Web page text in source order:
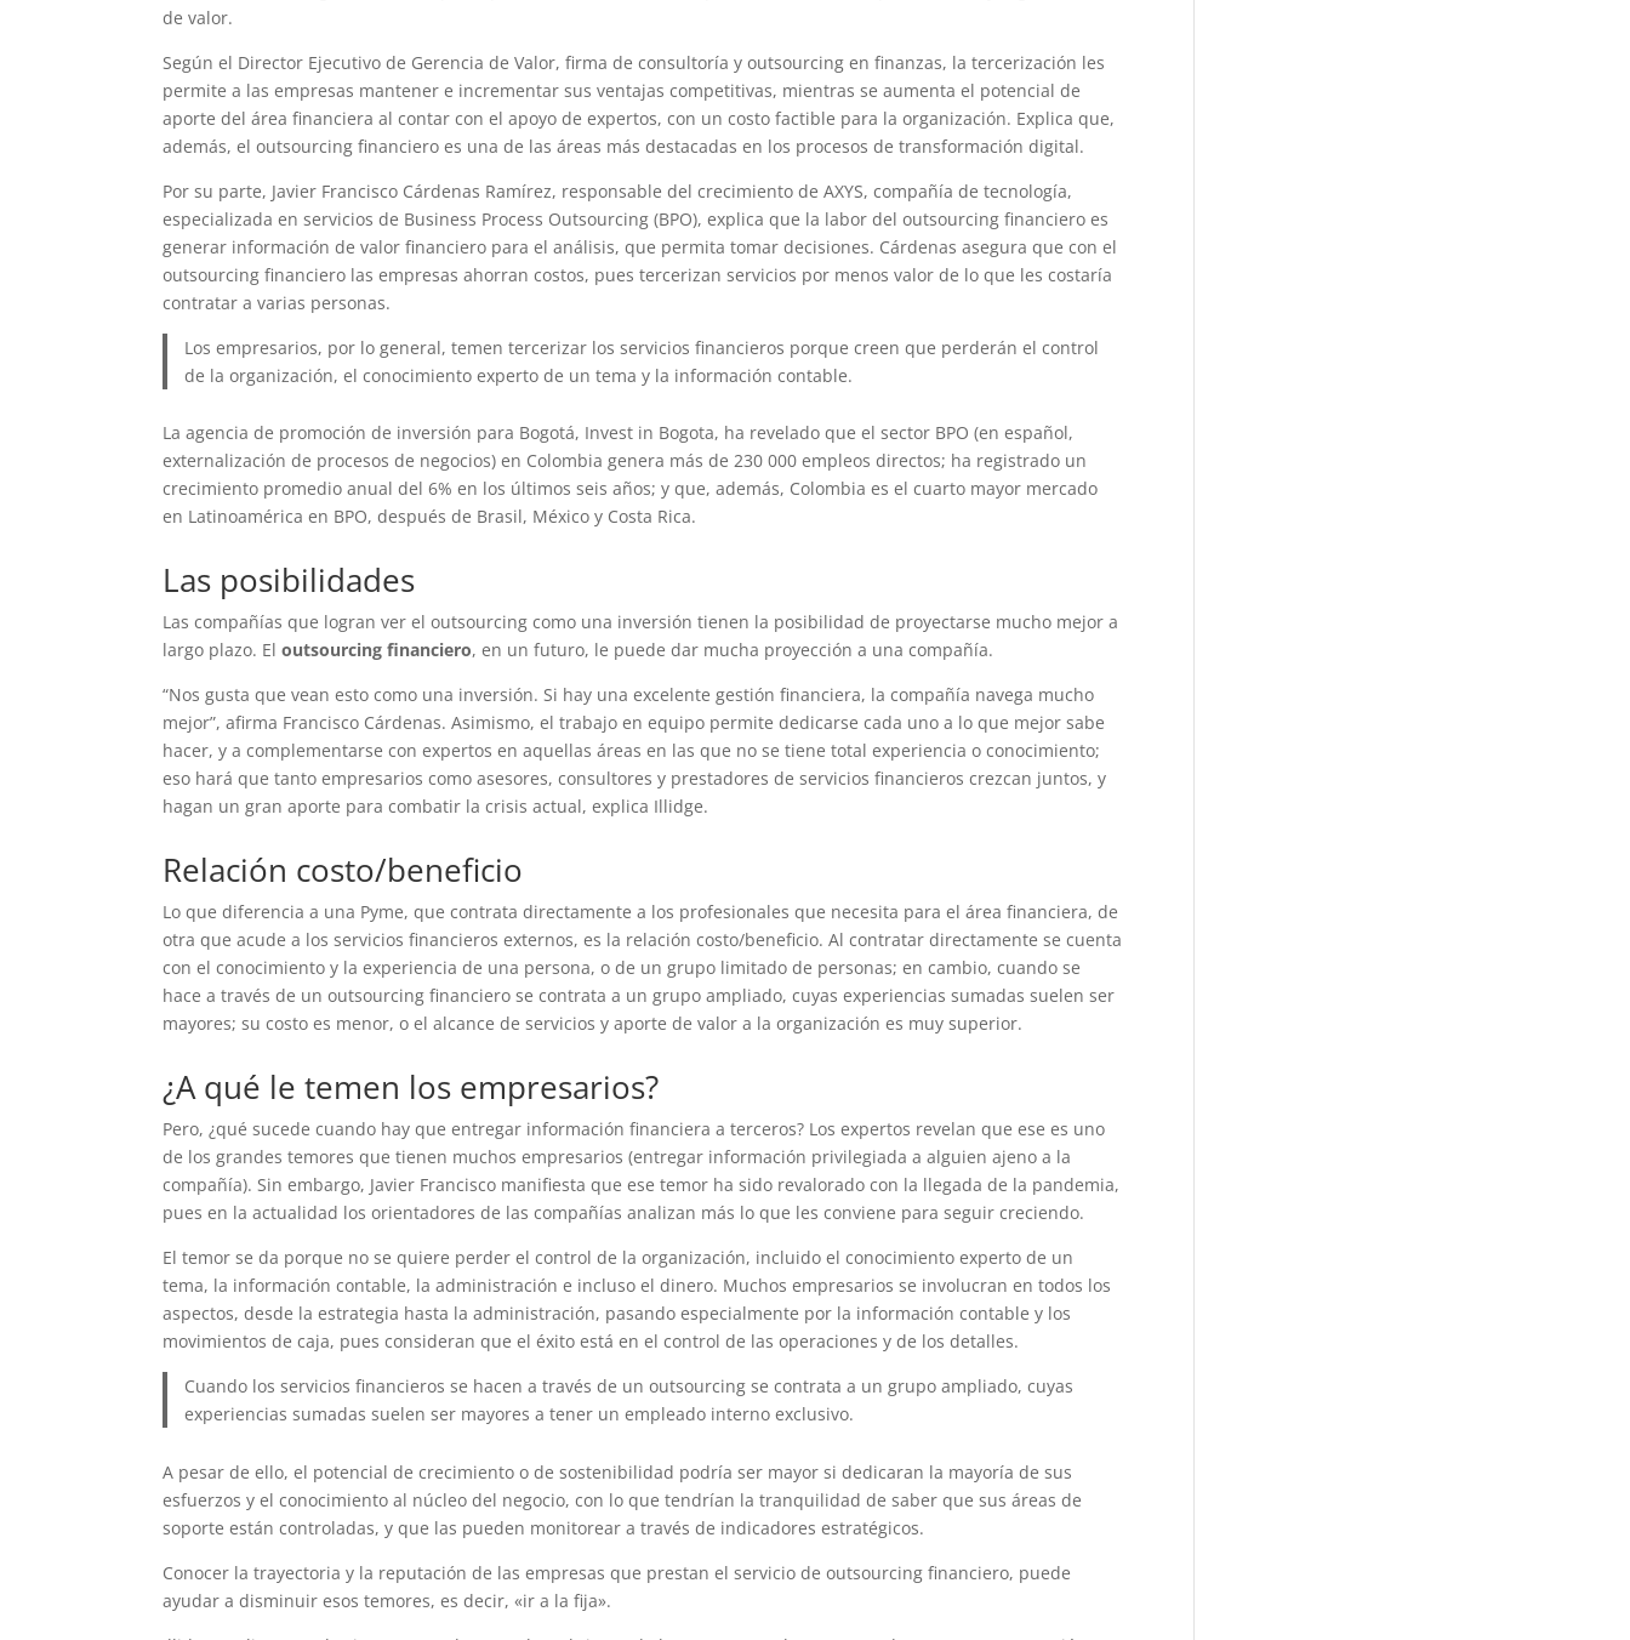
de valor.
Según el Director Ejecutivo de Gerencia de Valor, firma de consultoría y outsourcing en finanzas, la tercerización les
permite a las empresas mantener e incrementar sus ventajas competitivas, mientras se aumenta el potencial de
aporte del área financiera al contar con el apoyo de expertos, con un costo factible para la organización. Explica que,
además, el outsourcing financiero es una de las áreas más destacadas en los procesos de transformación digital.
Por su parte, Javier Francisco Cárdenas Ramírez, responsable del crecimiento de AXYS, compañía de tecnología,
especializada en servicios de Business Process Outsourcing (BPO), explica que la labor del outsourcing financiero es
generar información de valor financiero para el análisis, que permita tomar decisiones. Cárdenas asegura que con el
outsourcing financiero las empresas ahorran costos, pues tercerizan servicios por menos valor de lo que les costaría
contratar a varias personas.
Los empresarios, por lo general, temen tercerizar los servicios financieros porque creen que perderán el control
de la organización, el conocimiento experto de un tema y la información contable.
La agencia de promoción de inversión para Bogotá, Invest in Bogota, ha revelado que el sector BPO (en español,
externalización de procesos de negocios) en Colombia genera más de 230 000 empleos directos; ha registrado un
crecimiento promedio anual del 6% en los últimos seis años; y que, además, Colombia es el cuarto mayor mercado
en Latinoamérica en BPO, después de Brasil, México y Costa Rica.
Las posibilidades
Las compañías que logran ver el outsourcing como una inversión tienen la posibilidad de proyectarse mucho mejor a
largo plazo. Eloutsourcing financiero, en un futuro, le puede dar mucha proyección a una compañía.
“Nos gusta que vean esto como una inversión. Si hay una excelente gestión financiera, la compañía navega mucho
mejor”, afirma Francisco Cárdenas. Asimismo, el trabajo en equipo permite dedicarse cada uno a lo que mejor sabe
hacer, y a complementarse con expertos en aquellas áreas en las que no se tiene total experiencia o conocimiento;
eso hará que tanto empresarios como asesores, consultores y prestadores de servicios financieros crezcan juntos, y
hagan un gran aporte para combatir la crisis actual, explica Illidge.
Relación costo/beneficio
Lo que diferencia a una Pyme, que contrata directamente a los profesionales que necesita para el área financiera, de
otra que acude a los servicios financieros externos, es la relación costo/beneficio. Al contratar directamente se cuenta
con el conocimiento y la experiencia de una persona, o de un grupo limitado de personas; en cambio, cuando se
hace a través de un outsourcing financiero se contrata a un grupo ampliado, cuyas experiencias sumadas suelen ser
mayores; su costo es menor, o el alcance de servicios y aporte de valor a la organización es muy superior.
¿A qué le temen los empresarios?
Pero, ¿qué sucede cuando hay que entregar información financiera a terceros? Los expertos revelan que ese es uno
de los grandes temores que tienen muchos empresarios (entregar información privilegiada a alguien ajeno a la
compañía). Sin embargo, Javier Francisco manifiesta que ese temor ha sido revalorado con la llegada de la pandemia,
pues en la actualidad los orientadores de las compañías analizan más lo que les conviene para seguir creciendo.
El temor se da porque no se quiere perder el control de la organización, incluido el conocimiento experto de un
tema, la información contable, la administración e incluso el dinero. Muchos empresarios se involucran en todos los
aspectos, desde la estrategia hasta la administración, pasando especialmente por la información contable y los
movimientos de caja, pues consideran que el éxito está en el control de las operaciones y de los detalles.
Cuando los servicios financieros se hacen a través de un outsourcing se contrata a un grupo ampliado, cuyas
experiencias sumadas suelen ser mayores a tener un empleado interno exclusivo.
A pesar de ello, el potencial de crecimiento o de sostenibilidad podría ser mayor si dedicaran la mayoría de sus
esfuerzos y el conocimiento al núcleo del negocio, con lo que tendrían la tranquilidad de saber que sus áreas de
soporte están controladas, y que las pueden monitorear a través de indicadores estratégicos.
Conocer la trayectoria y la reputación de las empresas que prestan el servicio de outsourcing financiero, puede
ayudar a disminuir esos temores, es decir, «ir a la fija».